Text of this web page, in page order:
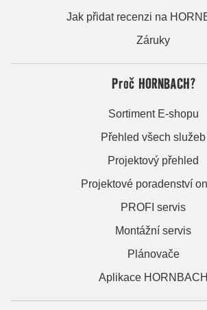
Jak přidat recenzi na
Záruky
Proč HORNBACH?
Sortiment E-shopu
Přehled všech služeb
Projektový přehled
Projektové poradenství
PROFI servis
Montážní servis
Plánovače
Aplikace HORNBACH